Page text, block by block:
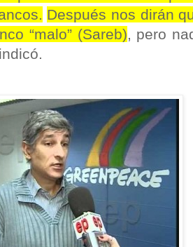
Después nos dirán
“malo” (Sareb), pero